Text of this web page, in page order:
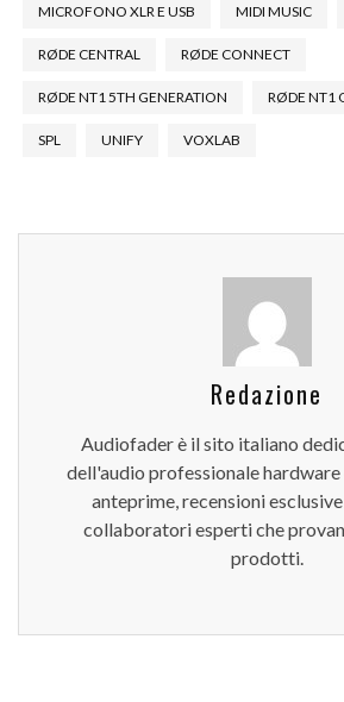
MICROFONO XLR E USB MIDI MUSIC
RØDE CENTRAL RØDE CONNECT
RØDE NT1 5TH GENERATION RØDE NT1
SPL UNIFY VOXLAB
Redazione
Audiofader è il sito italiano
dell'audio professionale
anteprime, recensioni
collaboratori esperti che
prodotti.